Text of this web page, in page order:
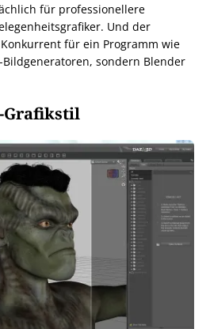
für professionellere
Und der
für ein Programm wie
Bildgeneratoren, sondern Blender
Grafikstil